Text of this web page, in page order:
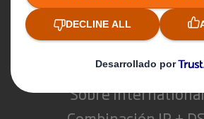
Quienes
Sobre DS
Sobre